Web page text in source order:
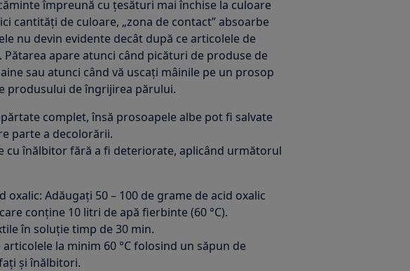
împreună cu țesături mai închise la culoare
cantități de culoare, „zona de contact” absoarbe
nu devin evidente decât după ce articolele de
apare atunci când picături de produse de
sau atunci când vă uscați mâinile pe un prosop
produsului de îngrijirea părului.
complet, însă prosoapele albe pot fi salvate
parte a decolorării.
cu înălbitor fără a fi deteriorate, aplicând următorul
oxalic: Adăugați 50 – 100 de grame de acid oxalic
conține 10 litri de apă fierbinte (60 °C).
în soluție timp de 30 min.
la minim 60 °C folosind un săpun de
și înălbitori.